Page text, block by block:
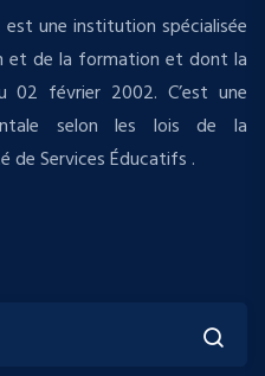
est une institution spécialisée
et de la formation et dont la
février 2002. C’est une
selon les lois de la
de Services Éducatifs .